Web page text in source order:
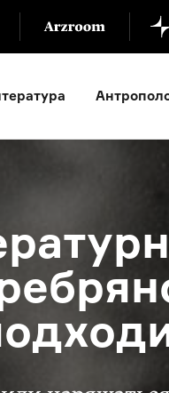
«гой еси» до «лол кек»